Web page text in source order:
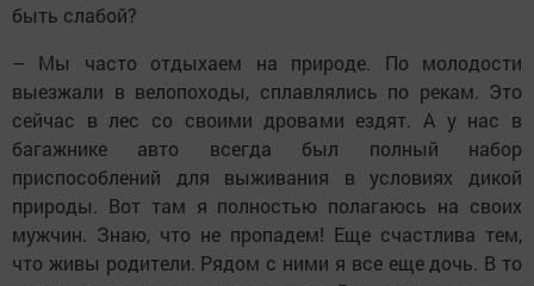
быть слабой?
– Мы часто отдыхаем на природе. По молодости
выезжали в велопоходы, сплавлялись по рекам. Это
сейчас в лес со своими дровами ездят. А у нас в
багажнике авто всегда был полный набор
приспособлений для выживания в условиях дикой
природы. Вот там я полностью полагаюсь на своих
мужчин. Знаю, что не пропадем! Еще счастлива тем,
что живы родители. Рядом с ними я все еще дочь. В то